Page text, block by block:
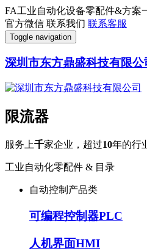
FA工业自动化设备零配件&方案
官方微信 联系我们 联系客服
Toggle navigation
深圳市东方鼎盛科技有限公
限流器
服务上千家企业，超过10年的行
工业自动化零配件 & 目录
自动控制产品类
可编程控制器PLC
人机界面HMI